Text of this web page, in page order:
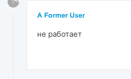
?
A Former User
не работает